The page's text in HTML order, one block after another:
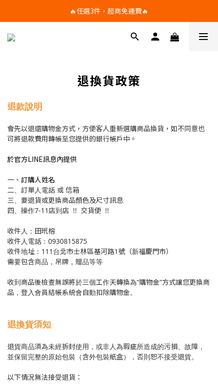
🔥任選3件，超商免運費🔥
🔥任選3件，超商免運費🔥
任選滿額折扣，滿1500享95折，滿2500享9折，滿3500享88折
退換貨政策
退款說明
會先以退還購物金方式，方便客人重新選購商品換貨，如不同意也
可將退款費用轉帳至您提供的銀行帳戶中。
於官方LINE訊息內提供
一、 訂購人姓名
二、訂單人電話 或 信箱
三、要退貨或更換商品顏色及尺寸訊息
四、 操作7-11店到店 !! 交貨便 !!
收件人：田玳榕
收件人電話：0930815875
收件地址：111台北市士林區基河路1號（新福慶門市）
需要包含商品，吊牌，贈品等等
收到商品後檢查無誤將於三個工作天轉換為“購物金”方式讓您更換商
品，登入會員結帳系統會自動扣除購物金。
退換貨須知
退貨商品須為未經拆封使用，或非人為瑕疵所造成的污損、故障，
並保留完整的原始包裝（含外包裝紙盒），否則恕不接受退貨。
以下情況無法接受退貨：